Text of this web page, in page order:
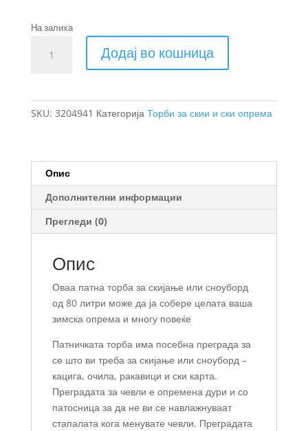
На залиха
RoundTrip
опрема
80L
количина
Додај во кошница
SKU: 3204941 Категорија Торби за скии и ски опрема
Опис
Дополнителни информации
Прегледи (0)
Опис
Оваа патна торба за скијање или сноуборд
од 80 литри може да ја собере целата ваша
зимска опрема и многу повеќе
Патничката торба има посебна преграда за
се што ви треба за скијање или сноуборд –
кацига, очила, ракавици и ски карта.
Преградата за чевли е опремена дури и со
патосница за да не ви се навлажнуваат
стапалата кога менувате чевли. Преградата